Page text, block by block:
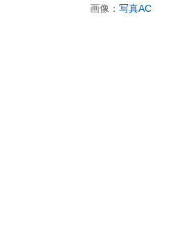
画像： 写真AC